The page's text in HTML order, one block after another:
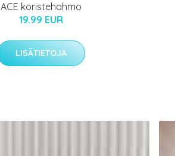
ACE koristehahmo
19.99 EUR
LISÄTIETOJA